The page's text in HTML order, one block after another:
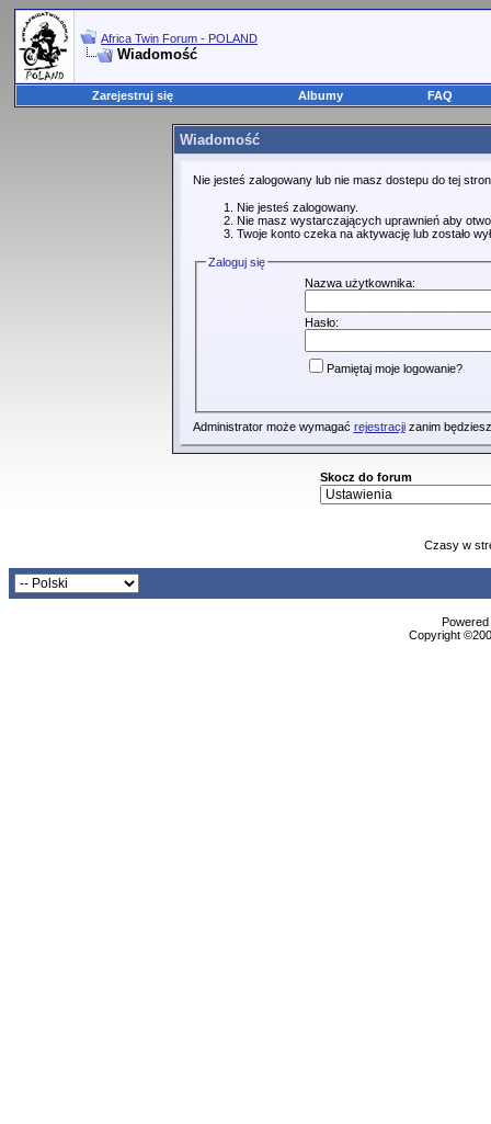
Africa Twin Forum - POLAND
Wiadomość
Zarejestruj się Albumy FAQ
Wiadomość
Nie jesteś zalogowany lub nie masz dostepu do tej
Nie jesteś zalogowany.
Nie masz wystarczających uprawnień aby
Twoje konto czeka na aktywację lub zostało
Zaloguj się
Nazwa użytkownika:
Hasło:
Pamiętaj moje logowanie?
Administrator może wymagać rejestracjizanim
Skocz do forum
Czasy w
Copyright